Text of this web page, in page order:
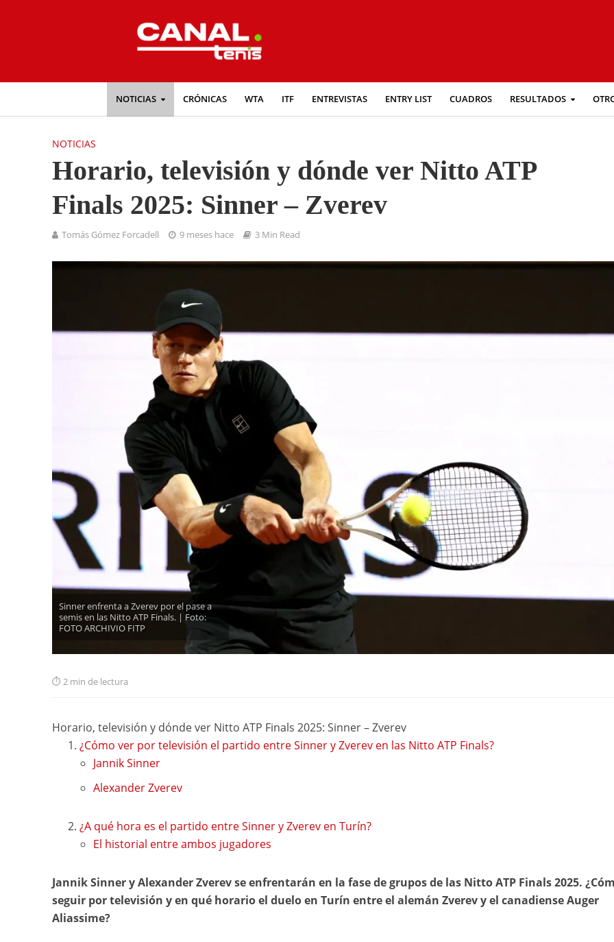
NOTICIAS CRÓNICAS WTA ITF ENTREVISTAS ENTRY LIST CUADROS RESULTADOS
NOTICIAS
Horario, televisión y dónde ver Nitto ATP
Finals 2025: Sinner – Zverev
Tomás Gómez Forcadell 9 meses hace 3 Min Read
Sinner enfrenta a Zverev por el pase a
semis en las Nitto ATP Finals. | Foto:
FOTO ARCHIVIO FITP
2 min de lectura
Horario, televisión y dónde ver Nitto ATP Finals 2025: Sinner – Zverev
¿Cómo ver por televisión el partido entre Sinner y Zverev en las Nitto ATP Finals?
Jannik Sinner
Alexander Zverev
¿A qué hora es el partido entre Sinner y Zverev en Turín?
El historial entre ambos jugadores
Jannik Sinner y Alexander Zverevse enfrentarán en la fase de grupos de las Nitto ATP Finals 2025.
seguir por televisión y en qué horario el duelo en Turín entre el alemán Zverev y el canadiense Auger
Aliassime?